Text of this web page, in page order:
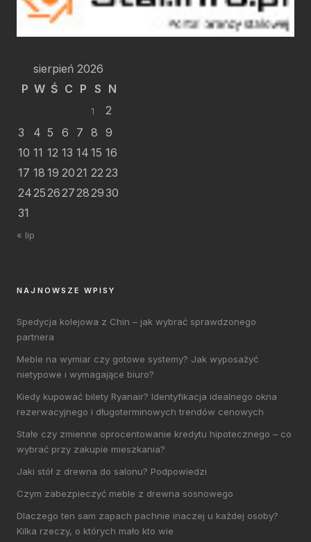
sierpień 2026
P W Ś C P S N
1
2
3
4 5 6 7 8 9
10 11 12 13 14 15 16
17 18 19 2021 22 23
24252627282930
31
« lip
NAJNOWSZE WPISY
Spedycja kolejowa z Chin – jak wybrać sprawdzonego
partnera
Meble na wymiar czy gotowe systemy? Jak wyposażyć
nietypowe i wymagające biuro?
Kiedy kupować bilety Ryanair? Identyfikacja idealnego okna
rezerwacyjnego i długoterminowych trendów cenowych
Stałe czy zmienne oprocentowanie kredytu hipotecznego – co
wybrać przy zakupie mieszkania?
Jaki stół z drewna do salonu? Podpowiedzi
Czym zabezpieczyć meble z drewna sosnowego
Dlaczego ten sam zapach pachnie inaczej u każdej osoby?
Kilka rzeczy, o których mało kto wie